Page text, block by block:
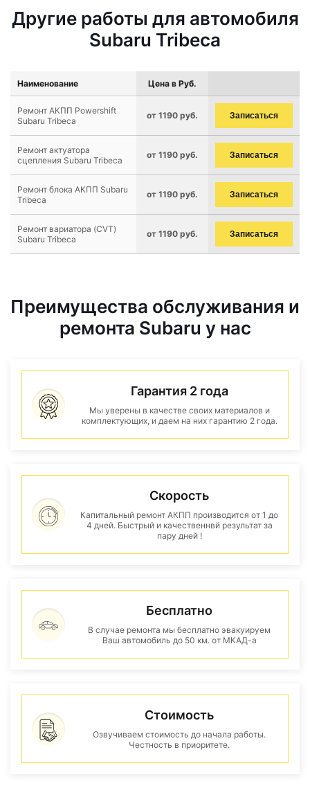
Другие работы для автомобиля
Subaru Tribeca
Наименование Цена в Руб.
Ремонт АКПП Powershift
Subaru Tribeca
от 1190 руб. Записаться
Ремонт актуатора
сцепления Subaru Tribeca
от 1190 руб. Записаться
Ремонт блока АКПП Subaru
Tribeca
от 1190 руб. Записаться
Ремонт вариатора (CVT)
Subaru Tribeca
от 1190 руб. Записаться
Преимущества обслуживания и
ремонта Subaru у нас
Гарантия 2 года
Мы уверены в качестве своих материалов и
комплектующих, и даем на них гарантию 2 года.
Скорость
Капитальный ремонт АКПП производится от 1 до
4 дней. Быстрый и качественнвй результат за
пару дней !
Бесплатно
В случае ремонта мы бесплатно эвакуируем
Ваш автомобиль до 50 км. от МКАД-а
Стоимость
Озвучиваем стоимость до начала работы.
Честность в приоритете.